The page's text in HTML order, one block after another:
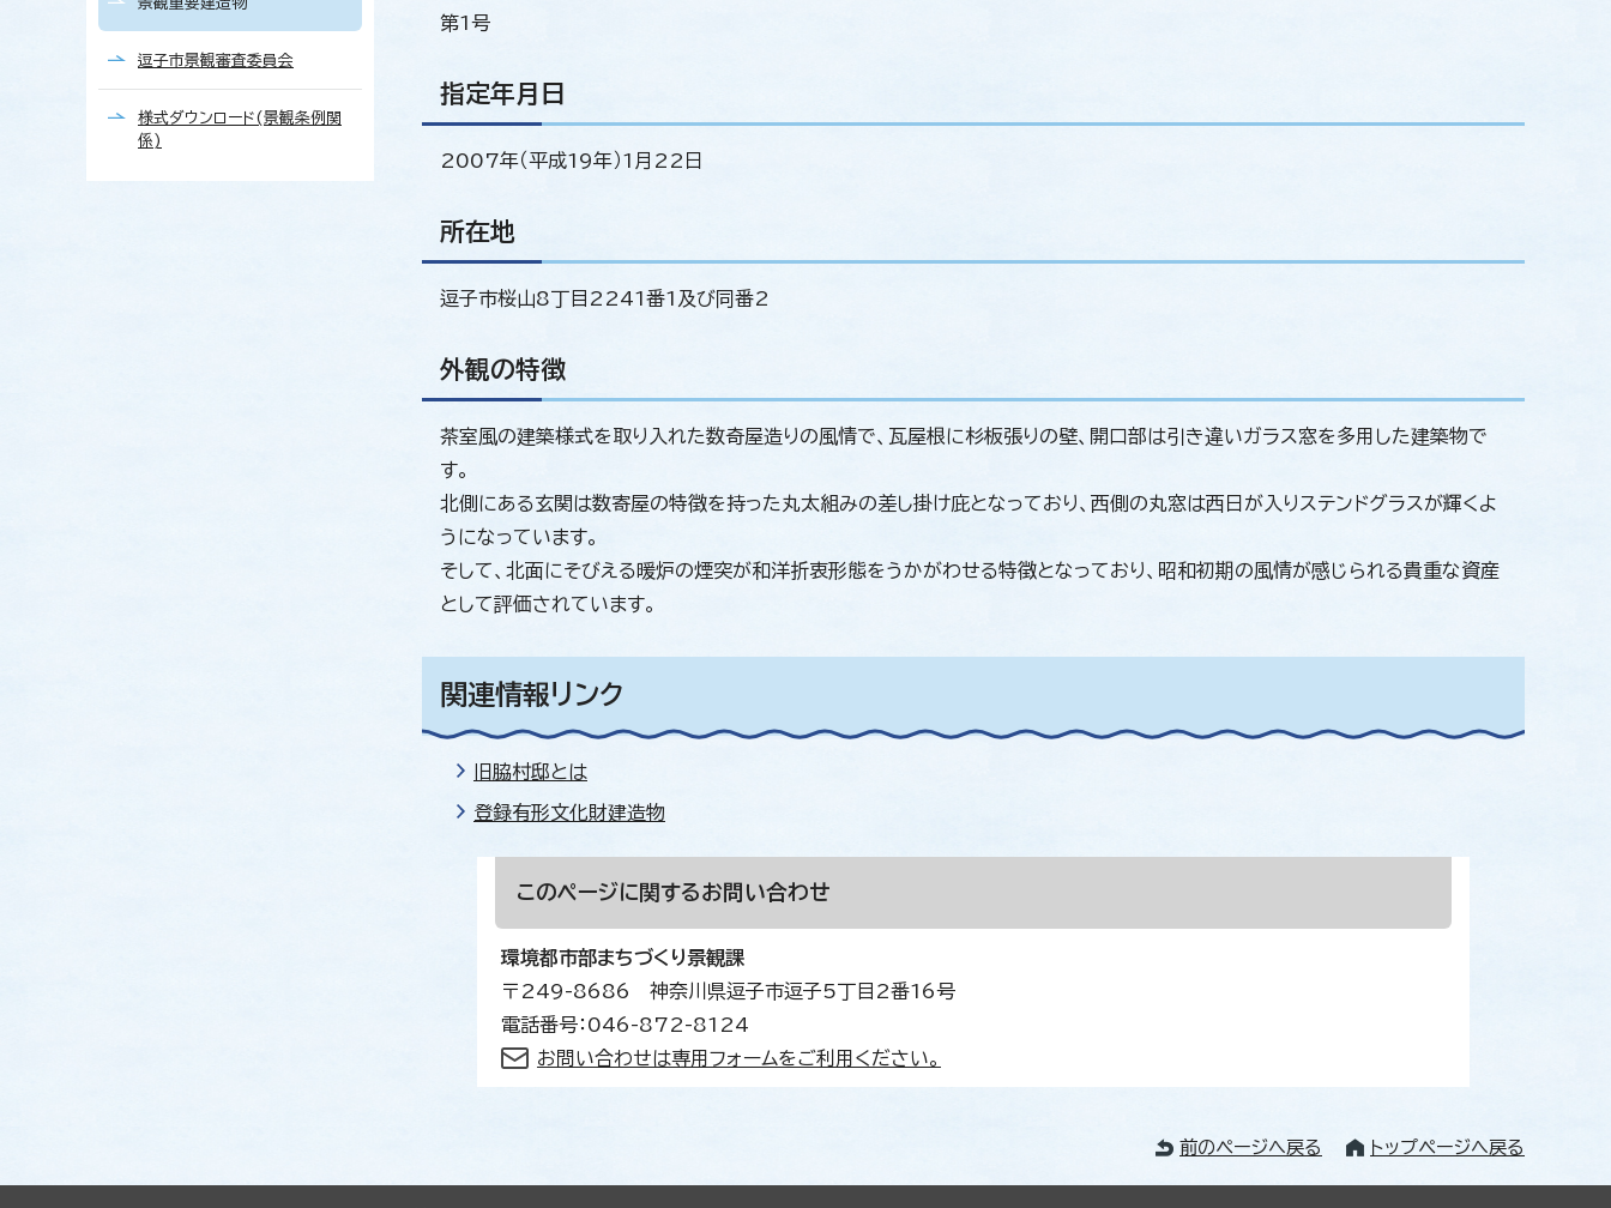
第1号
指定年月日
2007年（平成19年）1月22日
所在地
逗子市桜山8丁目2241番1及び同番2
外観の特徴
茶室風の建築様式を取り入れた数奇屋造りの風情で、瓦屋根に杉板張りの壁、開口部は引き違いガラス窓を多用した建築物で
す。
北側にある玄関は数寄屋の特徴を持った丸太組みの差し掛け庇となっており、西側の丸窓は西日が入りステンドグラスが輝くよ
うになっています。
そして、北面にそびえる暖炉の煙突が和洋折衷形態をうかがわせる特徴となっており、昭和初期の風情が感じられる貴重な資産
として評価されています。
関連情報リンク
旧脇村邸とは
登録有形文化財建造物
このページに関するお問い合わせ
環境都市部まちづくり景観課
〒249-8686 神奈川県逗子市逗子5丁目2番16号
電話番号：046-872-8124
お問い合わせは専用フォームをご利用ください。
景観重要建造物
逗子市景観審査委員会
様式ダウンロード(景観条例関
係)
前のページへ戻る トップページへ戻る